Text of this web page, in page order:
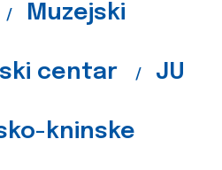
/ Muzejski
centar / JU
kninske